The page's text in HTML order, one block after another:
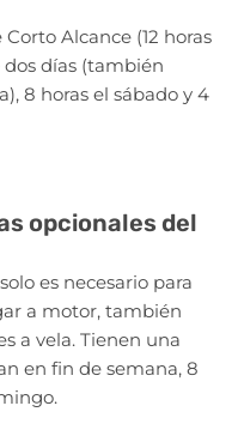
Alcance (12 horas
días (también
8 horas el sábado y 4
opcionales del
es necesario para
a motor, también
a vela. Tienen una
en fin de semana, 8